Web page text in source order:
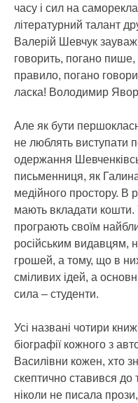
часу і сил на
літературний талант
Валерій Шевчук
говорить, погано
правило, погано
ласка! Володимир
Але як бути
не люблять виступати
одержання
письменниця, як
медійного простору. В
мають вкладати кошти.
програють своїм
російським видавцям,
грошей, а тому, що в
сміливих ідей, а
сила – студенти.
Усі названі чотири
біографії кожного з
Василівни кожен, хто
скептично ставився до
ніколи не писала